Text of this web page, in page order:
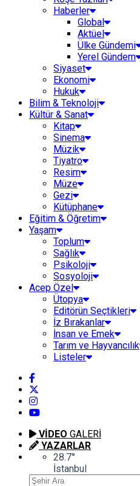
Haberler
Global
Aktüel
Ülke Gündemi
Yerel Gündem
Siyaset
Ekonomi
Hukuk
Bilim & Teknoloji
Kültür & Sanat
Kitap
Sinema
Müzik
Tiyatro
Resim
Müze
Gezi
Kütüphane
Eğitim & Öğretim
Yaşam
Toplum
Sağlık
Psikoloji
Sosyoloji
Acep Özel
Ütopya
Editörün Seçtikleri
İz Bırakanlar
İnsan ve Emek
Tarım ve Hayvancılık
Listeler
VİDEO GALERİ
YAZARLAR
28.7°
İstanbul